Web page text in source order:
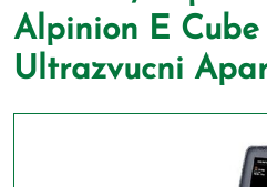
Alpinion E
Ultrazvucni